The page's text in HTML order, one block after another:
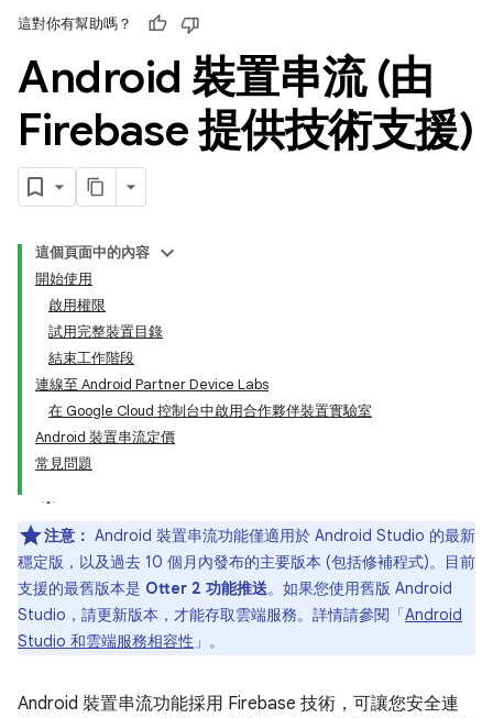
這對你有幫助嗎？
Android 裝置串流 (由
Firebase 提供技術支援)
這個頁面中的內容
開始使用
啟用權限
試用完整裝置目錄
結束工作階段
連線至 Android Partner Device Labs
在 Google Cloud 控制台中啟用合作夥伴裝置實驗室
Android 裝置串流定價
常見問題
注意： Android 裝置串流功能僅適用於 Android Studio 的最新
穩定版，以及過去 10 個月內發布的主要版本 (包括修補程式)。目前
支援的最舊版本是 Otter 2 功能推送。如果您使用舊版 Android
Studio，請更新版本，才能存取雲端服務。詳情請參閱「Android
Studio 和雲端服務相容性 」。
Android 裝置串流功能採用 Firebase 技術，可讓您安全連